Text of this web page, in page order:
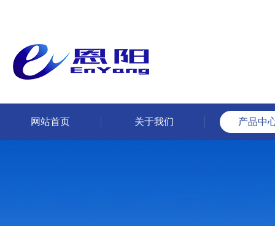
网站首页 关于我们 产品中